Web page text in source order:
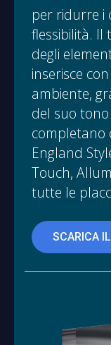
per ridurre i
flessibilità. Il
degli
inserisce
ambiente,
del suo tono
completano
England
Touch,
tutte le
SCARICA